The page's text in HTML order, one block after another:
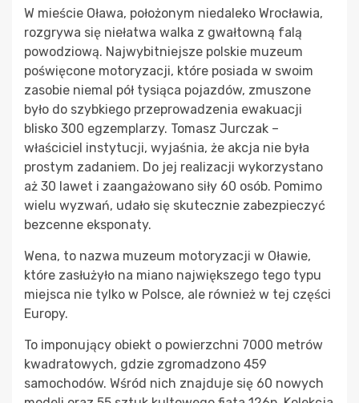
W mieście Oława, położonym niedaleko Wrocławia,
rozgrywa się niełatwa walka z gwałtowną falą
powodziową. Najwybitniejsze polskie muzeum
poświęcone motoryzacji, które posiada w swoim
zasobie niemal pół tysiąca pojazdów, zmuszone
było do szybkiego przeprowadzenia ewakuacji
blisko 300 egzemplarzy. Tomasz Jurczak –
właściciel instytucji, wyjaśnia, że akcja nie była
prostym zadaniem. Do jej realizacji wykorzystano
aż 30 lawet i zaangażowano siły 60 osób. Pomimo
wielu wyzwań, udało się skutecznie zabezpieczyć
bezcenne eksponaty.
Wena, to nazwa muzeum motoryzacji w Oławie,
które zasłużyło na miano największego tego typu
miejsca nie tylko w Polsce, ale również w tej części
Europy.
To imponujący obiekt o powierzchni 7000 metrów
kwadratowych, gdzie zgromadzono 459
samochodów. Wśród nich znajduje się 60 nowych